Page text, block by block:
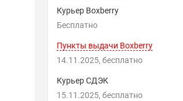
Курьер Boxberry
Бесплатно
Пункты выдачи Boxberry
14.11.2025
Бесплатно
Курьер СДЭК
15.11.2025
Бесплатно